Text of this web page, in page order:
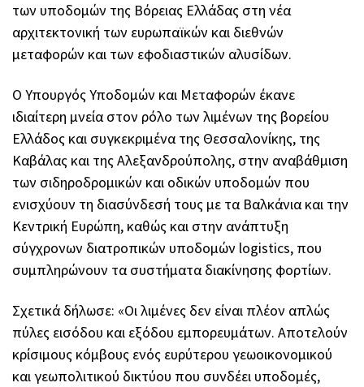
των υποδομών της Βόρειας Ελλάδας στη νέα
αρχιτεκτονική των ευρωπαϊκών και διεθνών
μεταφορών και των εφοδιαστικών αλυσίδων.
Ο Υπουργός Υποδομών και Μεταφορών έκανε
ιδιαίτερη μνεία στον ρόλο των λιμένων της βορείου
Ελλάδος και συγκεκριμένα της Θεσσαλονίκης, της
Καβάλας και της Αλεξανδρούπολης, στην αναβάθμιση
των σιδηροδρομικών και οδικών υποδομών που
ενισχύουν τη διασύνδεσή τους με τα Βαλκάνια και την
Κεντρική Ευρώπη, καθώς και στην ανάπτυξη
σύγχρονων διατροπικών υποδομών logistics, που
συμπληρώνουν τα συστήματα διακίνησης φορτίων.
Σχετικά δήλωσε: «Οι λιμένες δεν είναι πλέον απλώς
πύλες εισόδου και εξόδου εμπορευμάτων. Αποτελούν
κρίσιμους κόμβους ενός ευρύτερου γεωοικονομικού
και γεωπολιτικού δικτύου που συνδέει υποδομές,